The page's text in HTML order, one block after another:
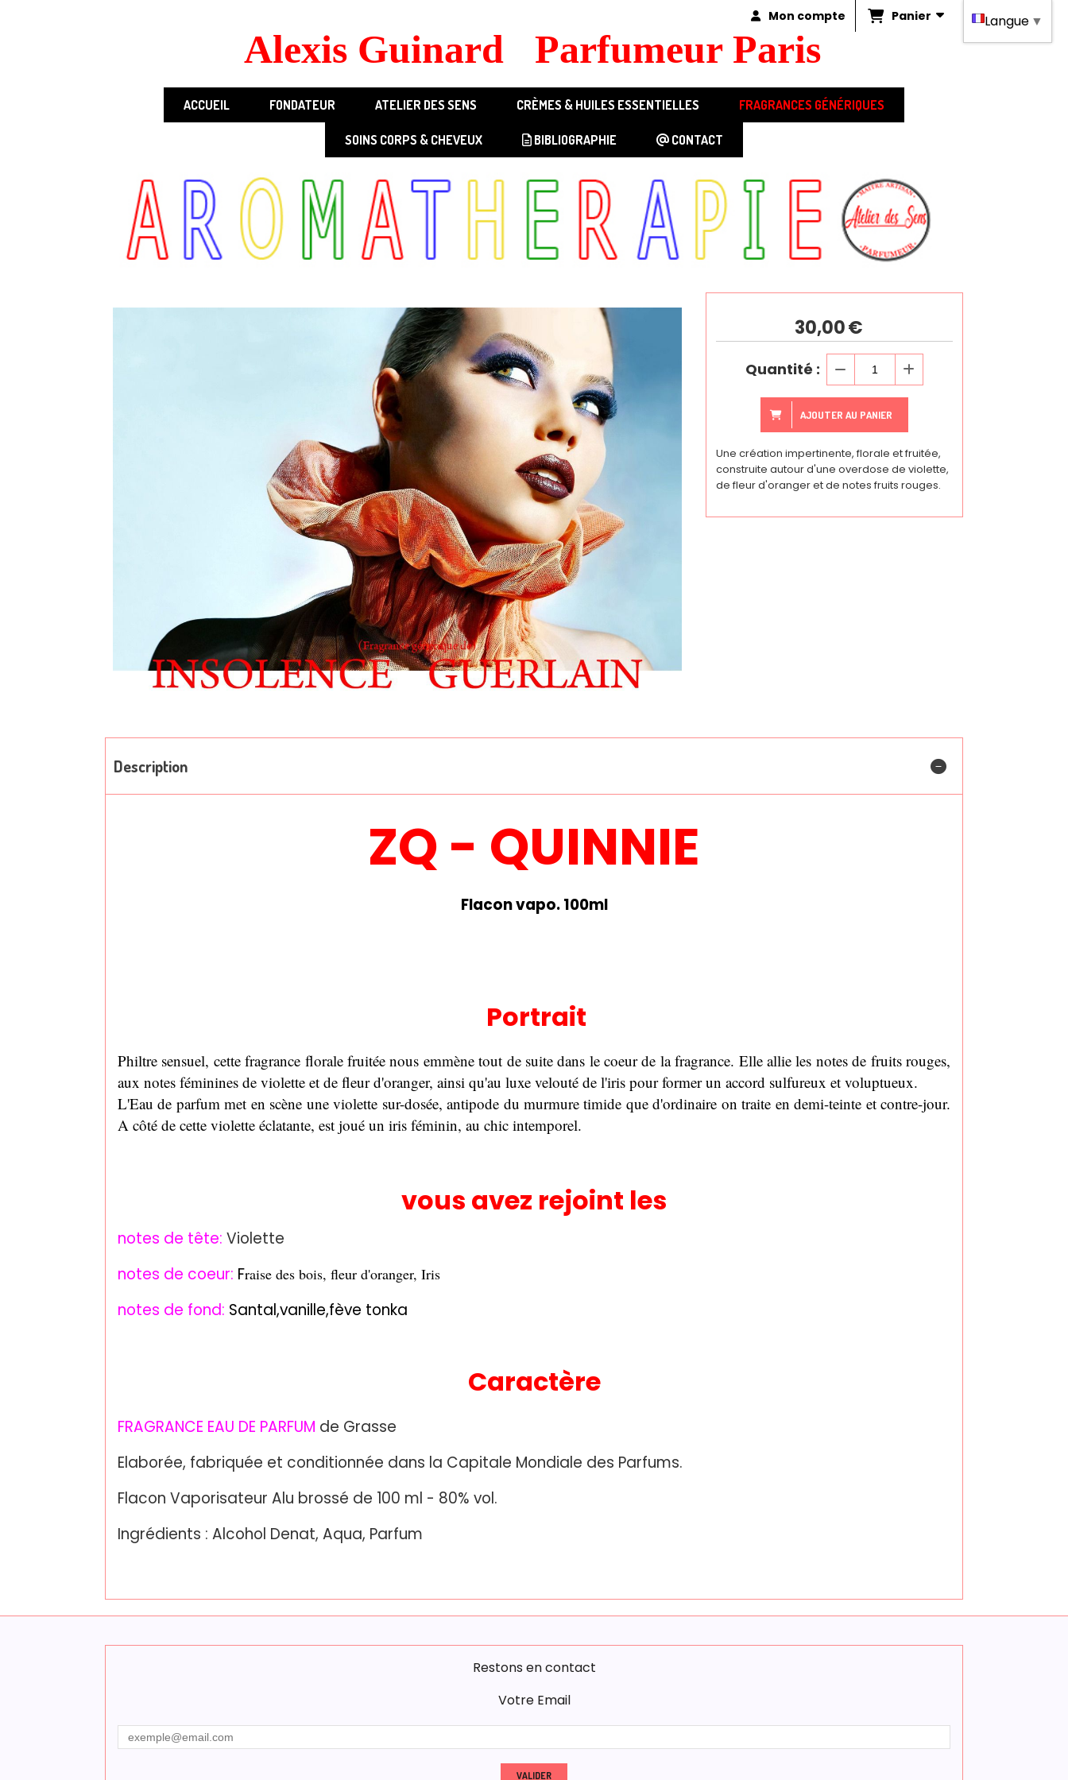
Alexis Guinard Parfumeur Paris
Mon compte Panier
ACCUEIL FONDATEUR ATELIER DES SENS CRÈMES & HUILES ESSENTIELLES FRAGRANCES GÉNÉRIQUES
SOINS CORPS & CHEVEUX BIBLIOGRAPHIE CONTACT
ATELIER DES SENS FRAGRANCES GÉNÉRIQUES GÉNÉRIQUE FEMME 1 GÉNÉRIQUE FEMME 2 ZQ - QUINNIE 100ML
ZQ - QUINNIE 100ml
30,00€
Quantité :
AJOUTER AU PANIER
Une création impertinente, florale et fruitée,
construite autour d'une overdose de violette,
de fleur d'oranger et de notes fruits rouges.
Description
ZQ - QUINNIE
Flacon vapo. 100ml
Portrait
Philtre sensuel, cette fragrance florale fruitée nous emmène tout de suite dans le coeur de la fragrance. Elle allie les notes de fruits rouges,
aux notes féminines de violette et de fleur d'oranger, ainsi qu'au luxe velouté de l'iris pour former un accord sulfureux et voluptueux.
L'Eau de parfum met en scène une violette sur-dosée, antipode du murmure timide que d'ordinaire on traite en demi-teinte et contre-jour.
A côté de cette violette éclatante, est joué un iris féminin, au chic intemporel.
vous avez rejoint les
notes de tête: Violette
notes de coeur: Fraise des bois, fleur d'oranger, Iris
notes de fond: Santal,vanille,fève tonka
Caractère
FRAGRANCE EAU DE PARFUM de Grasse
Elaborée, fabriquée et conditionnée dans la Capitale Mondiale des Parfums.
Flacon Vaporisateur Alu brossé de 100 ml - 80% vol.
Ingrédients : Alcohol Denat, Aqua, Parfum
Restons en contact
Votre Email
Langue ▼